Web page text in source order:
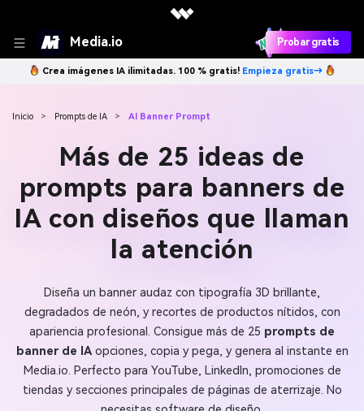
Media.io Probar gratis
Crea imágenes IA ilimitadas. 100 % gratis! Empieza gratis→
Inicio > Prompts de IA > AI Banner Prompt
Más de 25 ideas de
prompts para banners de
IA con diseños que llaman
la atención
Diseña un banner audaz con tipografía 3D brillante,
degradados de neón, y recortes de productos nítidos, con
apariencia profesional. Consigue más de 25 prompts de
banner de IAopciones, copia y pega, y genera al instante en
Media.io. Perfecto para YouTube, LinkedIn, promociones de
tiendas y secciones principales de páginas de aterrizaje. No